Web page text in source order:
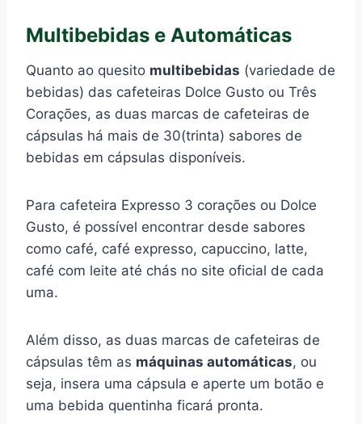
Multibebidas e Automáticas
Quanto ao quesito multibebidas (variedade de
bebidas) das cafeteiras Dolce Gusto ou Três
Corações, as duas marcas de cafeteiras de
cápsulas há mais de 30(trinta) sabores de
bebidas em cápsulas disponíveis.
Para cafeteira Expresso 3 corações ou Dolce
Gusto, é possível encontrar desde sabores
como café, café expresso, capuccino, latte,
café com leite até chás no site oficial de cada
uma.
Além disso, as duas marcas de cafeteiras de
cápsulas têm as máquinas automáticas, ou
seja, insera uma cápsula e aperte um botão e
uma bebida quentinha ficará pronta.